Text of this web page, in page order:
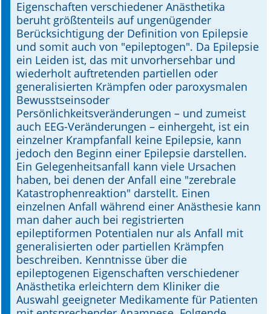
Kongresskalender
Eigenschaften verschiedener Anästhetika
beruht größtenteils auf ungenügender
Berücksichtigung der Definition von Epilepsie
und somit auch von "epileptogen". Da Epilepsie
ein Leiden ist, das mit unvorhersehbar und
wiederholt auftretenden partiellen oder
generalisierten Krämpfen oder paroxysmalen
Bewusstseinsoder
Persönlichkeitsveränderungen – und zumeist
auch EEG-Veränderungen – einhergeht, ist ein
einzelner Krampfanfall keine Epilepsie, kann
jedoch den Beginn einer Epilepsie darstellen.
Ein Gelegenheitsanfall kann viele Ursachen
haben, bei denen der Anfall eine "zerebrale
Katastrophenreaktion" darstellt. Einen
einzelnen Anfall während einer Anästhesie kann
man daher auch bei registrierten
epileptiformen Potentialen nur als Anfall mit
generalisierten oder partiellen Krämpfen
beschreiben. Kenntnisse über die
epileptogenen Eigenschaften verschiedener
Anästhetika erleichtern dem Kliniker die
Auswahl geeigneter Medikamente für Patienten